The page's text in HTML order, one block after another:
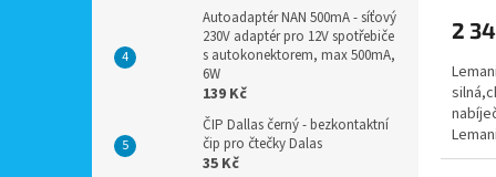
Autoadaptér NAN 500mA - síťový
230V adaptér pro 12V spotřebiče
s autokonektorem, max 500mA,
6W
139 Kč
ČIP Dallas černý - bezkontaktní
čip pro čtečky Dalas
35 Kč
2